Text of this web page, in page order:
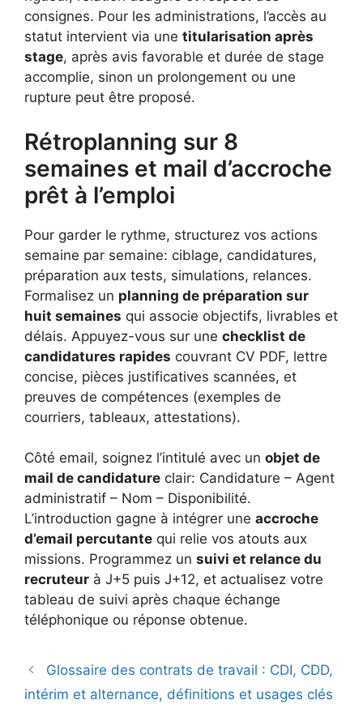
consignes. Pour les administrations, l’accès au
statut intervient via une titularisation après
stage, après avis favorable et durée de stage
accomplie, sinon un prolongement ou une
rupture peut être proposé.
Rétroplanning sur 8
semaines et mail d’accroche
prêt à l’emploi
Pour garder le rythme, structurez vos actions
semaine par semaine: ciblage, candidatures,
préparation aux tests, simulations, relances.
Formalisez un planning de préparation sur
huit semaines qui associe objectifs, livrables et
délais. Appuyez-vous sur une checklist de
candidatures rapides couvrant CV PDF, lettre
concise, pièces justificatives scannées, et
preuves de compétences (exemples de
courriers, tableaux, attestations).
Côté email, soignez l’intitulé avec un objet de
mail de candidature clair: Candidature – Agent
administratif – Nom – Disponibilité.
L’introduction gagne à intégrer une accroche
d’email percutante qui relie vos atouts aux
missions. Programmez un suivi et relance du
recruteur à J+5 puis J+12, et actualisez votre
tableau de suivi après chaque échange
téléphonique ou réponse obtenue.
Glossaire des contrats de travail : CDI, CDD,
intérim et alternance, définitions et usages clés